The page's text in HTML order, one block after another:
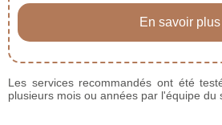
En savoir plus
Les services recommandés ont été
plusieurs mois ou années par l'équipe du